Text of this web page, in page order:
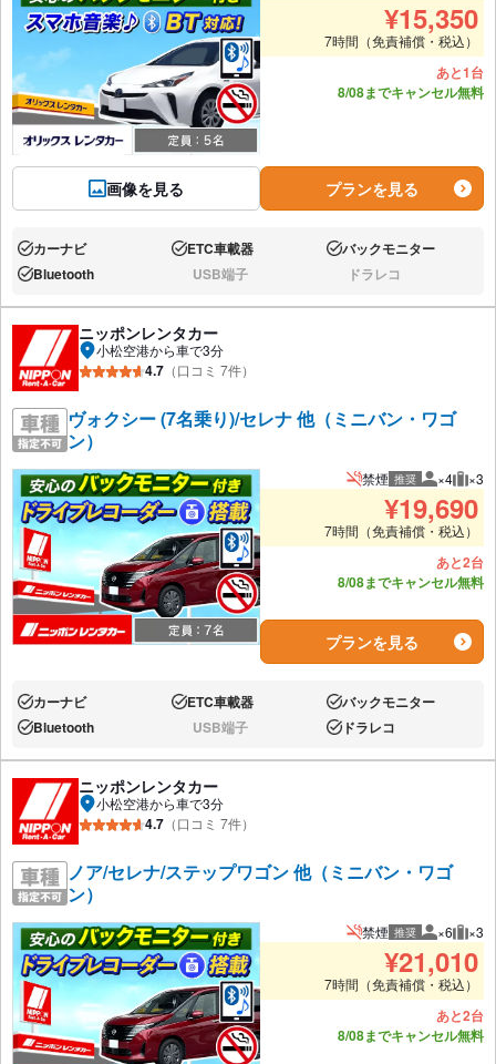
画像を見る
¥15,350
7時間（免責補償・税込）
あと1台
8/08までキャンセル無料
プランを見る
あり:カーナビ あり:ETC車載器 あり:バックモニター
あり:Bluetooth なし:USB端子 なし:ドラレコ
ニッポンレンタカー
小松空港から車で3分
4.7 （口コミ 7件）
ヴォクシー (7名乗り)/セレナ 他（ミニバン・ワゴ
ン）
禁煙 推奨 推奨人数
×4 推
×3
¥19,690
7時間（免責補償・税込）
あと2台
8/08までキャンセル無料
プランを見る
あり:カーナビ あり:ETC車載器 あり:バックモニター
あり:Bluetooth なし:USB端子 あり:ドラレコ
ニッポンレンタカー
小松空港から車で3分
4.7 （口コミ 7件）
ノア/セレナ/ステップワゴン 他（ミニバン・ワゴ
ン）
禁煙 推奨 推奨人数
×6 推
×3
¥21,010
7時間（免責補償・税込）
あと2台
8/08までキャンセル無料